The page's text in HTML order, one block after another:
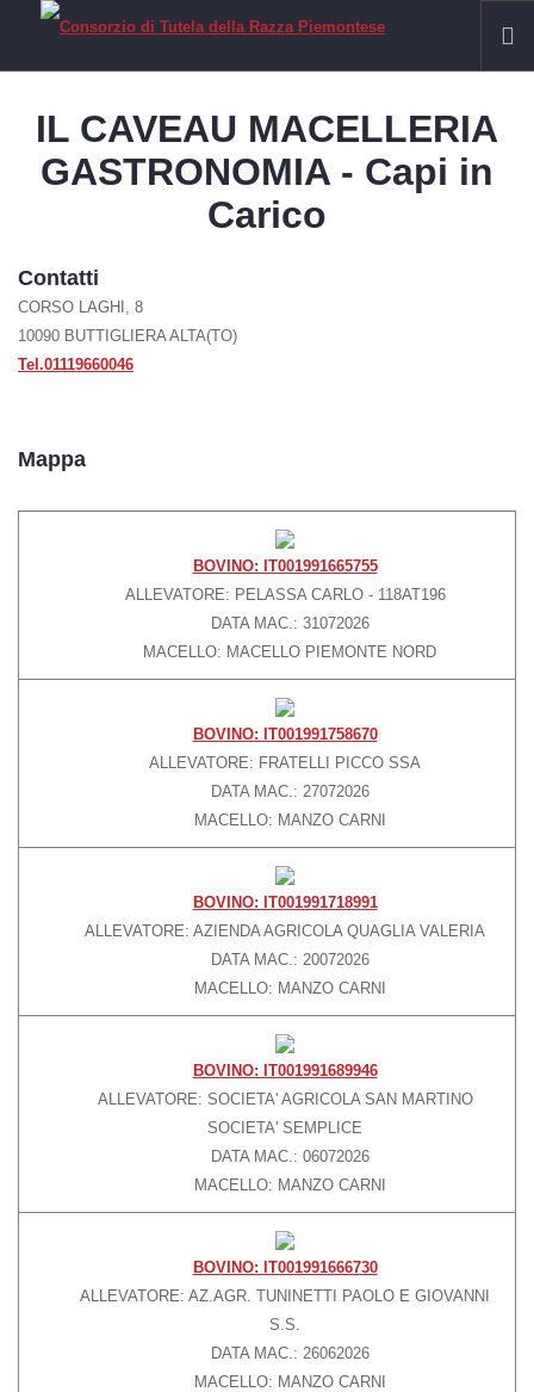
HOME
Il Fassone di Razza Piemontese
CERTIFICAZIONE
SOSTENIBILITÀ
Laboratori
Grande Distribuzione
Vendita su prenotazione
Pasta fresca a marchio Coalvi
Gastronomia D’Eccellenza
Pubblicazioni
IL CAVEAU MACELLERIA
GASTRONOMIA - Capi in
Carico
Contatti
CORSO LAGHI, 8
10090 BUTTIGLIERA ALTA(TO)
Tel.01119660046
Mappa
BOVINO: IT001991665755
ALLEVATORE: PELASSA CARLO - 118AT196
DATA MAC.: 31072026
MACELLO: MACELLO PIEMONTE NORD
BOVINO: IT001991758670
ALLEVATORE: FRATELLI PICCO SSA
DATA MAC.: 27072026
MACELLO: MANZO CARNI
BOVINO: IT001991718991
ALLEVATORE: AZIENDA AGRICOLA QUAGLIA VALERIA
DATA MAC.: 20072026
MACELLO: MANZO CARNI
BOVINO: IT001991689946
ALLEVATORE: SOCIETA' AGRICOLA SAN MARTINO
SOCIETA' SEMPLICE
DATA MAC.: 06072026
MACELLO: MANZO CARNI
BOVINO: IT001991666730
ALLEVATORE: AZ.AGR. TUNINETTI PAOLO E GIOVANNI
S.S.
DATA MAC.: 26062026
MACELLO: MANZO CARNI